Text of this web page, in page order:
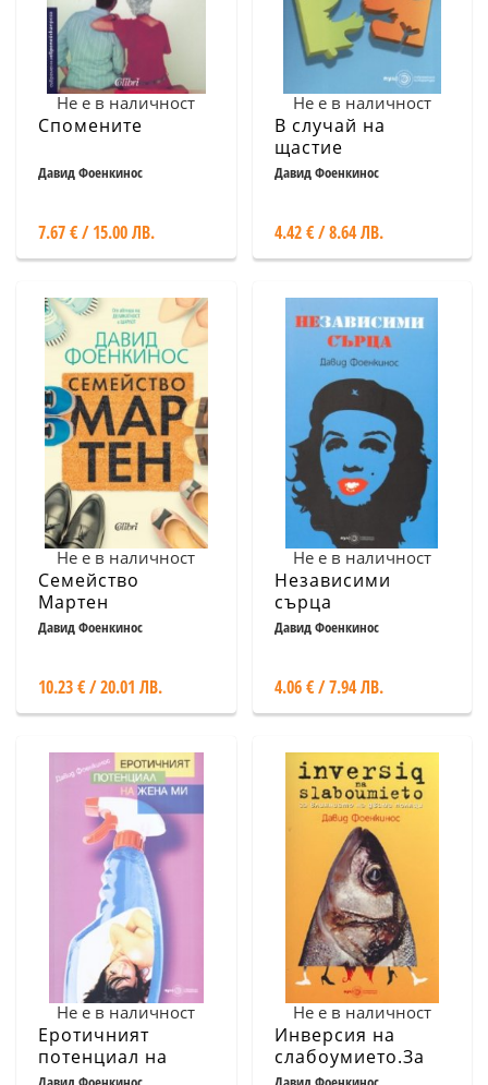
Не е в наличност
Спомените
Давид Фоенкинос
7.67 € / 15.00 ЛВ.
Не е в наличност
В случай на
щастие
Давид Фоенкинос
4.42 € / 8.64 ЛВ.
Не е в наличност
Семейство
Мартен
Давид Фоенкинос
10.23 € / 20.01 ЛВ.
Не е в наличност
Независими
сърца
Давид Фоенкинос
4.06 € / 7.94 ЛВ.
Не е в наличност
Еротичният
потенциал на
жена ми
Не е в наличност
Инверсия на
слабоумието.За
влиянието на